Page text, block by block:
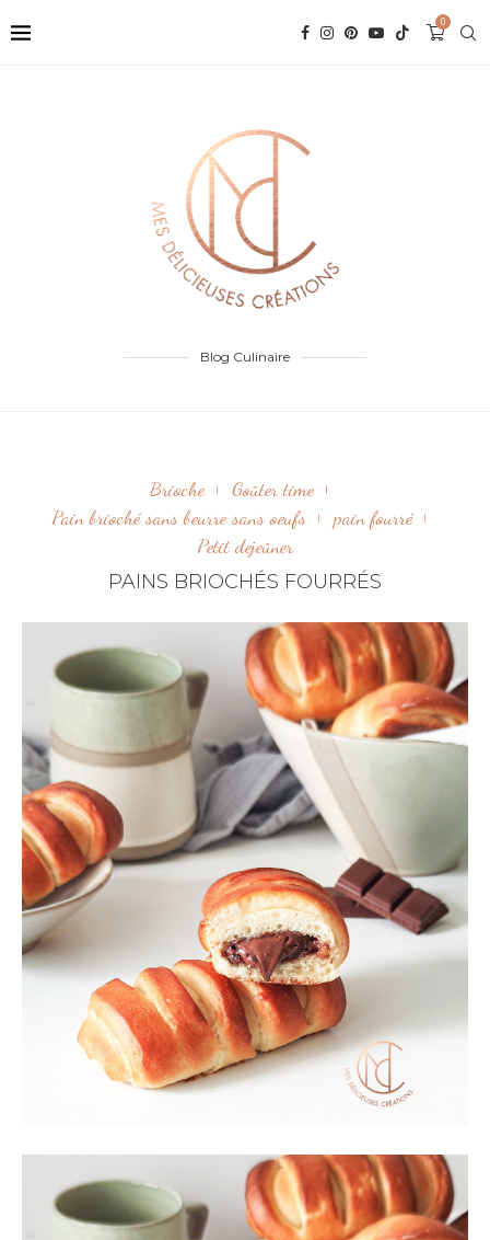
0
Blog Culinaire
Brioche
Goûter time
Pain brioché sans beurre sans oeufs
pain fourré
Petit dejeûner
PAINS BRIOCHÉS FOURRÉS